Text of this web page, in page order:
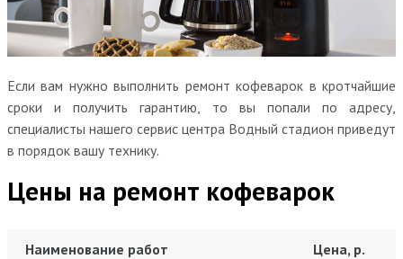
Если вам нужно выполнить ремонт кофеварок в кротчайшие
сроки и получить гарантию, то вы попали по адресу,
специалисты нашего сервис центра Водный стадион приведут
в порядок вашу технику.
Цены на ремонт кофеварок
Наименование работ Цена, р.